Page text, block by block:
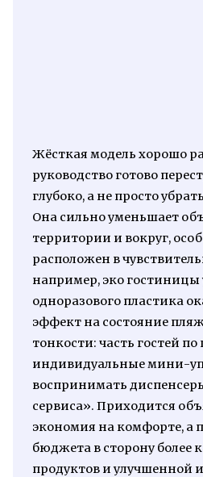
Жёсткая модель хорошо
руководство готово
глубоко, а не просто
Она сильно уменьшает
территории и вокруг,
расположен в
например, эко гостиницы
одноразового пластика
эффект на состояние
тонкости: часть гостей
индивидуальные мини-
воспринимать
сервиса». Приходится
экономия на комфорте, а
бюджета в сторону более
продуктов и улучшенной